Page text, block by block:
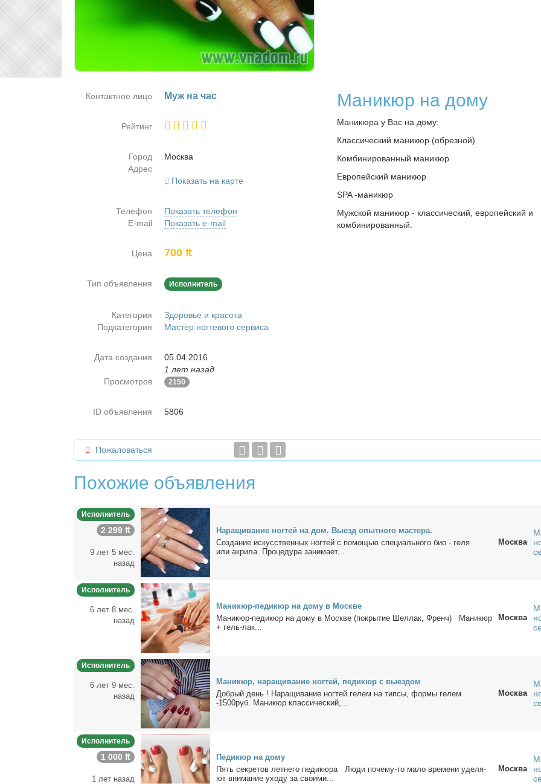
Маникюр на дому
Маникюра у Вас на дому:
Классический маникюр (обрезной)
Комбинированный маникюр
Европейский маникюр
SPA -маникюр
Мужской маникюр - классический, европейский и
комбинированный.
Контактное лицо Муж на час
Рейтинг
Город
Москва
Адрес
Показать на карте
Телефон
Показать телефон
E-mail
Показать e-mail
Цена 700 ₶
Тип объявления Исполнитель
Категория
Здоровье и красота
Подкатегория
Мастер ногтевого сервиса
Дата создания
05.04.2016
1 лет назад
Просмотров
2150
ID объявления 5806
Пожаловаться
Похожие объявления
Исполнитель
2 299 ₶
9 лет 5 мес.
назад
На­ра­щи­ва­ние ног­тей на дом. Вы­езд опыт­но­го ма­сте­ра.
Со­зда­ние ис­кус­ствен­ных ног­тей с по­мо­щью спе­ци­аль­но­го био - ге­ля
или ак­ри­ла. Про­це­ду­ра за­ни­ма­ет...
Москва
Исполнитель
6 лет 8 мес.
назад
Ма­ни­кюр-пе­ди­кюр на до­му в Москве
Ма­ни­кюр-пе­ди­кюр на до­му в Москве (по­кры­тие Шел­лак, Френч) Ма­ни­кюр
+ гель-лак...
Москва
Исполнитель
6 лет 9 мес.
назад
Ма­ни­кюр, на­ра­щи­ва­ние ног­тей, пе­ди­кюр с вы­ез­дом
Доб­рый день ! На­ра­щи­ва­ние ног­тей ге­лем на тип­сы, фор­мы ге­лем
-1500руб. Ма­ни­кюр клас­си­че­ский,...
Москва
Исполнитель
1 000 ₶
1 лет назад
Пе­ди­кюр на до­му
Пять сек­ре­тов лет­не­го пе­ди­кю­ра Лю­ди по­че­му-то ма­ло вре­ме­ни уде­ля­
ют вни­ма­ние ухо­ду за сво­и­ми...
Москва